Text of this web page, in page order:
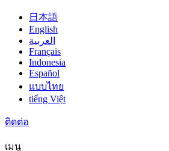
日本語
English
العربية
Français
Indonesia
Español
แบบไทย
tiếng Việt
ติดต่อ
เมนู